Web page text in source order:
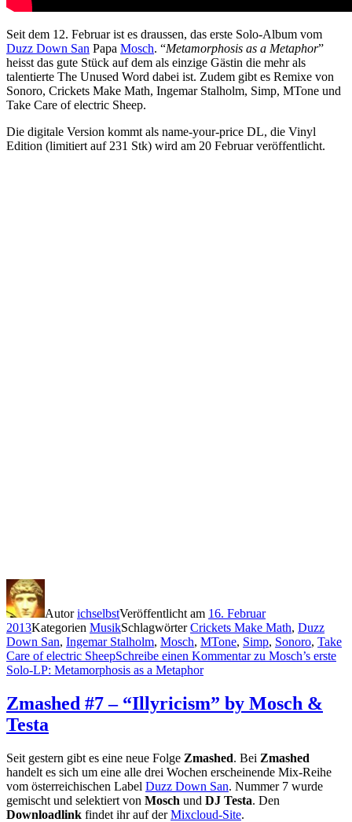
Seit dem 12. Februar ist es draussen, das erste Solo-Album vom
Duzz Down San Papa Mosch. “Metamorphosis as a Metaphor”
heisst das gute Stück auf dem als einzige Gästin die mehr als
talentierte The Unused Word dabei ist. Zudem gibt es Remixe von
Sonoro, Crickets Make Math, Ingemar Stalholm, Simp, MTone und
Take Care of electric Sheep.
Die digitale Version kommt als name-your-price DL, die Vinyl
Edition (limitiert auf 231 Stk) wird am 20 Februar veröffentlicht.
AutorichselbstVeröffentlicht am 16. Februar
2013Kategorien MusikSchlagwörterCrickets Make Math, Duzz
Down San, Ingemar Stalholm, Mosch, MTone, Simp, Sonoro, Take
Care of electric SheepSchreibe einen Kommentarzu Mosch’s erste
Solo-LP: Metamorphosis as a Metaphor
Zmashed #7 – “Illyricism” by Mosch &
Testa
Seit gestern gibt es eine neue Folge Zmashed. Bei Zmashed
handelt es sich um eine alle drei Wochen erscheinende Mix-Reihe
vom österreichischen Label Duzz Down San. Nummer 7 wurde
gemischt und selektiert von Mosch und DJ Testa. Den
Downloadlink findet ihr auf derMixcloud-Site.